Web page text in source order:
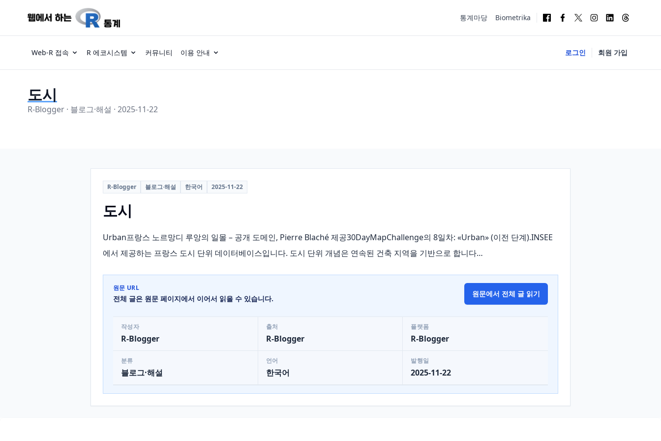
통계마당 Biometrika
Web-R 접속 R 에코시스템 커뮤니티 이용 안내 로그인 회원 가입
도시
R-Blogger · 블로그·해설 · 2025-11-22
R-Blogger 블로그·해설 한국어 2025-11-22
도시
Urban프랑스 노르망디 루앙의 일몰 – 공개 도메인, Pierre Blaché 제공30DayMapChallenge의 8일차: «Urban» (이전 단계).INSEE
에서 제공하는 프랑스 도시 단위 데이터베이스입니다. 도시 단위 개념은 연속된 건축 지역을 기반으로 합니다…
원문 URL
전체 글은 원문 페이지에서 이어서 읽을 수 있습니다.
원문에서 전체 글 읽기
작성자
R-Blogger
출처
R-Blogger
플랫폼
R-Blogger
분류
블로그·해설
언어
한국어
발행일
2025-11-22